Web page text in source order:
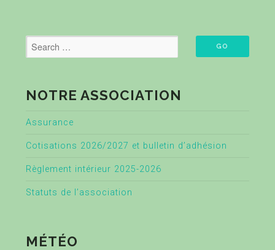
NOTRE ASSOCIATION
Assurance
Cotisations 2026/2027 et bulletin d’adhésion
Règlement intérieur 2025-2026
Statuts de l’association
MÉTÉO